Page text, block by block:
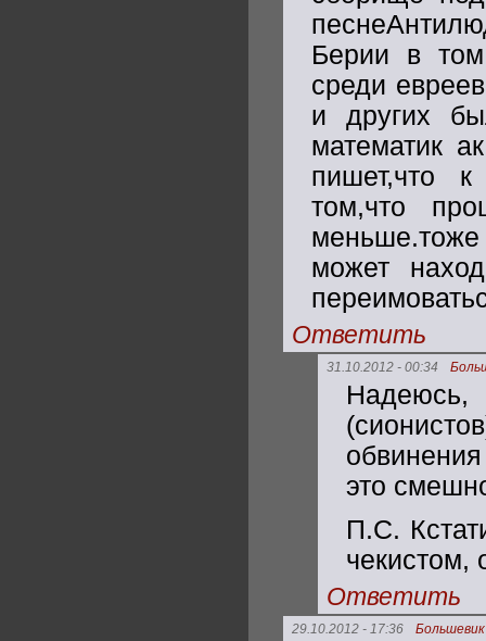
Берии в том
среди
и других
математик
пишет,что
том,что
меньше.тоже
может
Ответить
31.10.2012 - 00:34
Надеюсь,
это
П.С.
чекистом,
Ответить
29.10.2012 - 17:36 Большевик